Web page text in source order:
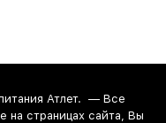
Атлет. — Все
на страницах сайта, Вы